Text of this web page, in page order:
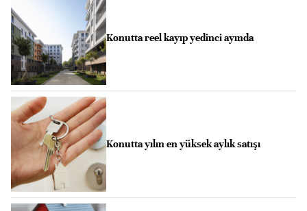
Konutta reel kayıp yedinci ayında
Konutta yılın en yüksek aylık satışı